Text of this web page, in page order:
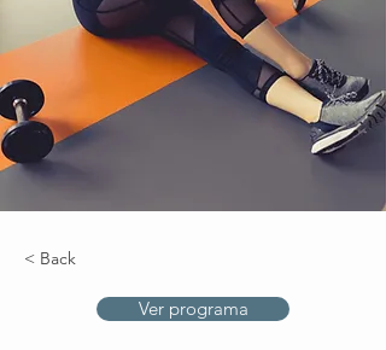
< Back
Ver programa